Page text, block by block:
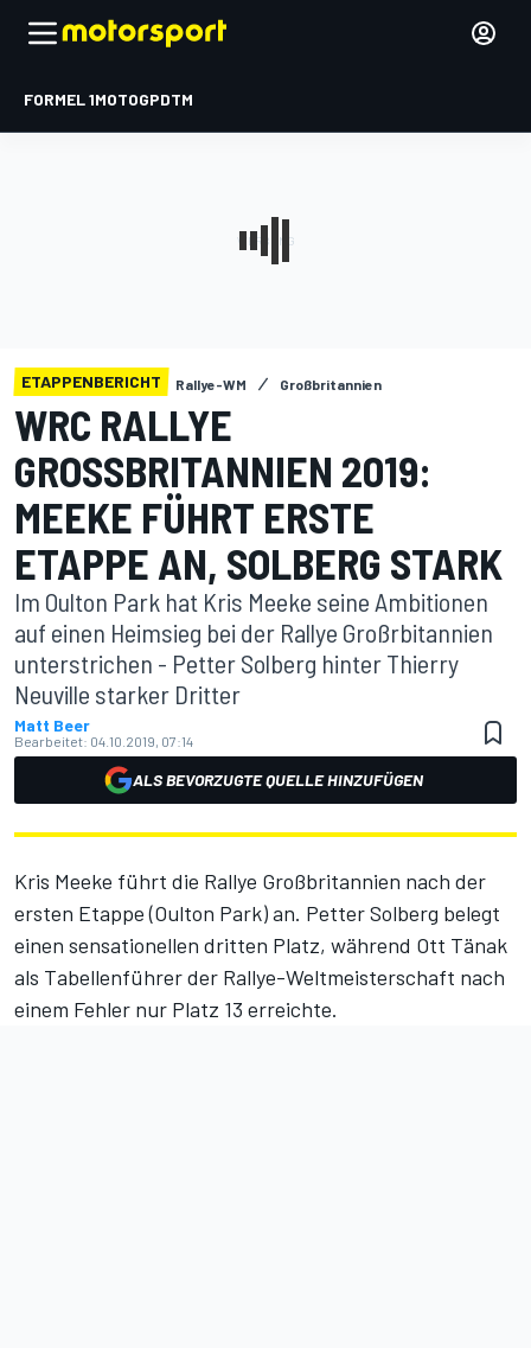
FORMEL 1MOTOGPDTM
ETAPPENBERICHT Rallye-WM Großbritannien
WRC RALLYE
GROSSBRITANNIEN 2019: M
EEKE FÜHRT ERSTE E
TAPPE AN, SOLBERG STARK
Im Oulton Park hat Kris Meeke seine Ambitionen
auf einen Heimsieg bei der Rallye Großrbitannien
unterstrichen - Petter Solberg hinter Thierry
Neuville starker Dritter
Matt Beer
Bearbeitet: 04.10.2019, 07:14
ALS BEVORZUGTE QUELLE HINZUFÜGEN
Kris Meeke führt die Rallye Großbritannien nach der
ersten Etappe (Oulton Park) an. Petter Solberg belegt
einen sensationellen dritten Platz, während Ott Tänak
als Tabellenführer der Rallye-Weltmeisterschaft nach
einem Fehler nur Platz 13 erreichte.